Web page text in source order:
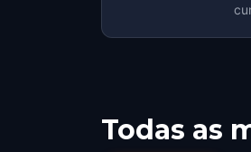
Todas as